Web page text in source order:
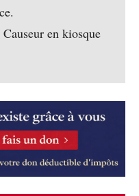
en kiosque